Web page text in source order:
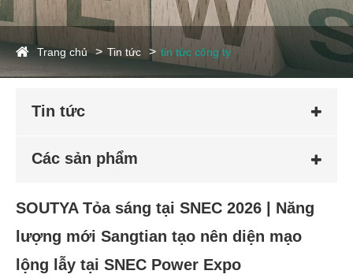
Trang chủ Tin tức tin tức công ty
Tin tức
Các sản phẩm
SOUTYA Tỏa sáng tại SNEC 2026 | Năng
lượng mới Sangtian tạo nên diện mạo
lộng lẫy tại SNEC Power Expo